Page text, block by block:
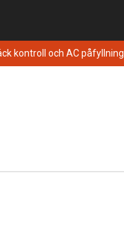
kontroll och AC påfyllning